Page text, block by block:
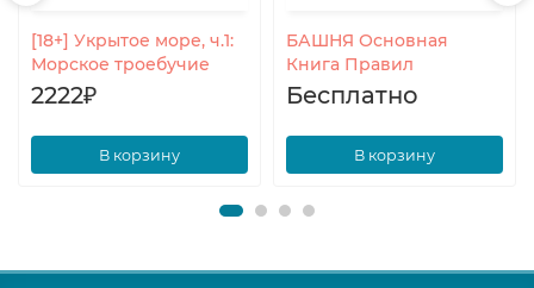
[18+] Укрытое море, ч.1:
Морское троебучие
2222₽
В корзину
БАШНЯ Основная
Книга Правил
Бесплатно
В корзину